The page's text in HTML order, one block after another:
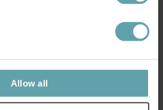
Allow all
för Downs
Downs Syndrom var föräldrarna